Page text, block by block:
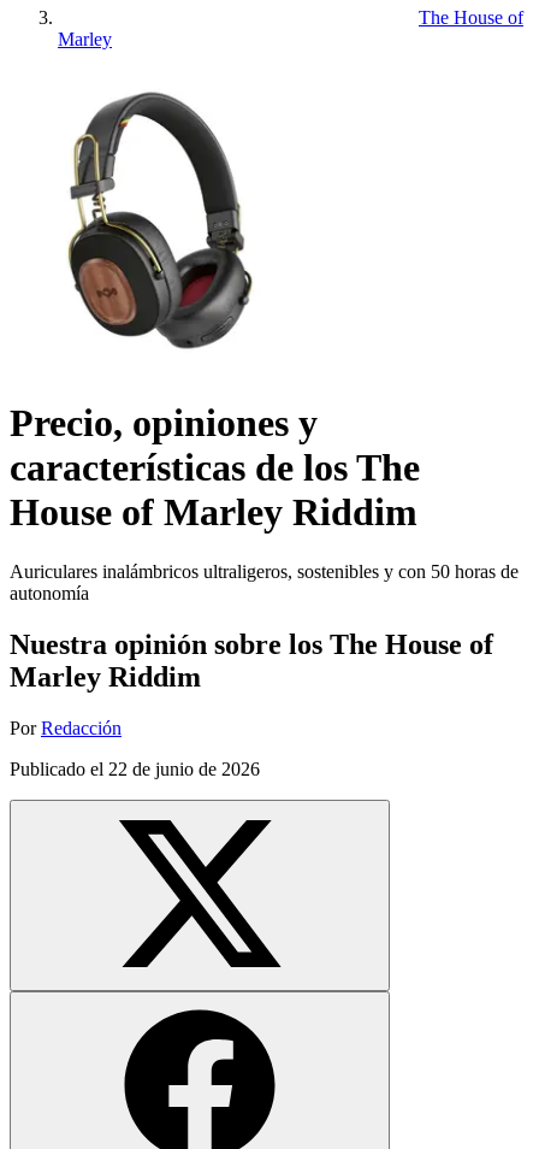
The House of
Marley
Precio, opiniones y
características de losThe
House of Marley Riddim
Auriculares inalámbricos ultraligeros, sostenibles y con 50 horas de
autonomía
Nuestra opinión sobre los The House of
Marley Riddim
Por Redacción
Publicado el 22 de junio de 2026